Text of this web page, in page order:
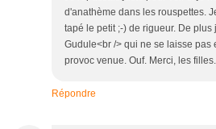
d'anathème dans les rouspettes.
tapé le petit ;-) de rigueur. De
Gudule<br /> qui ne se laisse pas
provoc venue. Ouf. Merci, les filles.
Répondre